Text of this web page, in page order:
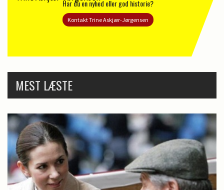
Har du en nyhed eller god historie?
Kontakt Trine Askjær-Jørgensen
MEST LÆSTE